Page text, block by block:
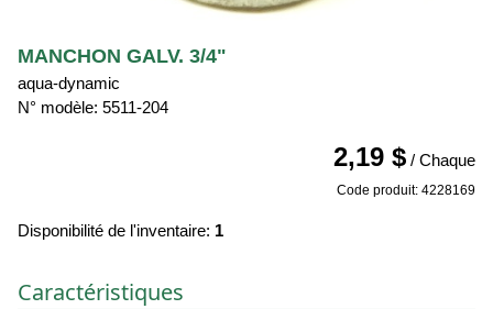
MANCHON GALV. 3/4"
aqua-dynamic
N° modèle: 5511-204
2,19 $ / Chaque
Code produit: 4228169
Disponibilité de l'inventaire: 1
Caractéristiques